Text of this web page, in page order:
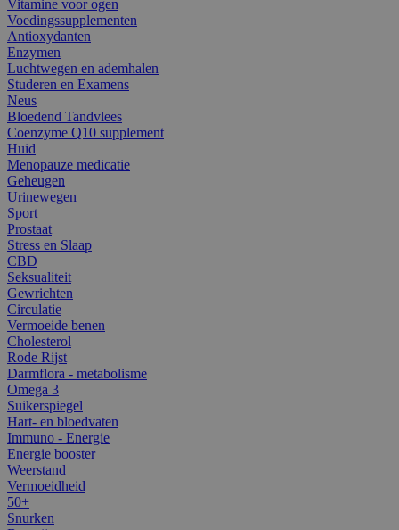
Vitamine voor ogen
Voedingssupplementen
Antioxydanten
Enzymen
Luchtwegen en ademhalen
Studeren en Examens
Neus
Bloedend Tandvlees
Coenzyme Q10 supplement
Huid
Menopauze medicatie
Geheugen
Urinewegen
Sport
Prostaat
Stress en Slaap
CBD
Seksualiteit
Gewrichten
Circulatie
Vermoeide benen
Cholesterol
Rode Rijst
Darmflora - metabolisme
Omega 3
Suikerspiegel
Hart- en bloedvaten
Immuno - Energie
Energie booster
Weerstand
Vermoeidheid
50+
Snurken